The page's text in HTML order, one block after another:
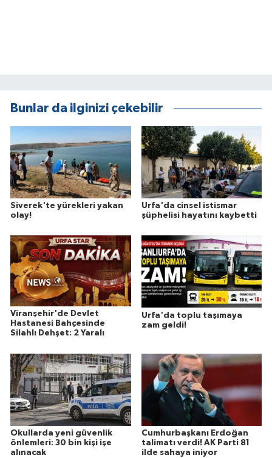
Bunlar da ilginizi çekebilir
Siverek'te yürekleri yakan
olay!
Urfa'da cinsel istismar
şüphelisi hayatını kaybetti
Viranşehir'de Devlet
Hastanesi Bahçesinde
Silahlı Dehşet: 2 Yaralı
Urfa'da toplu taşımaya
zam geldi!
Okullarda yeni güvenlik
önlemleri: 30 bin kişi işe
alınacak
Cumhurbaşkanı Erdoğan
talimatı verdi! AK Parti 81
ilde sahaya iniyor